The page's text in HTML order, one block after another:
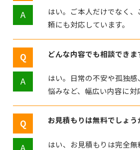
はい。ご本人だけでなく
頼にも対応しています。
どんな内容でも相談できま
はい。日常の不安や孤独
悩みなど、幅広い内容に対
お見積もりは無料でしょう
はい、お見積もりは完全